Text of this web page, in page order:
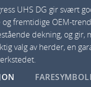
UHS DG gir svært
fremtidige OEM-
dekning, og gir,
valg av herder, en